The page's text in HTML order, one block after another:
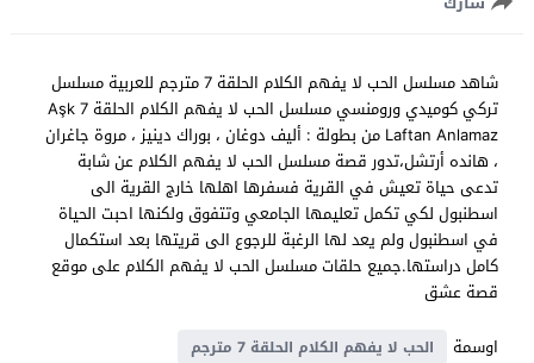
شاهد مسلسل الحب لا يفهم الكلام الحلقة 7 مترجم للعربية مسلسل
تركي كوميدي ورومنسي مسلسل الحب لا يفهم الكلام الحلقة 7 Aşk
Laftan Anlamaz من بطولة : أليف دوغان ، بوراك دينيز ، مروة جاغران
، هانده أرتشل،تدور قصة مسلسل الحب لا يفهم الكلام عن شابة
تدعى حياة تعيش في القرية فسفرها اهلها خارج القرية الى
اسطنبول لكي تكمل تعليمها الجامعي وتتفوق ولكنها احبت الحياة
في اسطنبول ولم يعد لها الرغبة للرجوع الى قريتها بعد استكمال
كامل دراستها.جميع حلقات مسلسل الحب لا يفهم الكلام على موقع
قصة عشق
اوسمة
الحب لا يفهم الكلام الحلقة 7 مترجم